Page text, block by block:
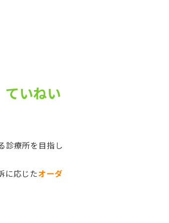
ていねい
診療所を目指し
に応じたオーダ